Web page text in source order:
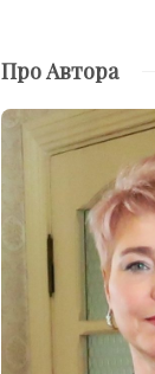
Про Автора